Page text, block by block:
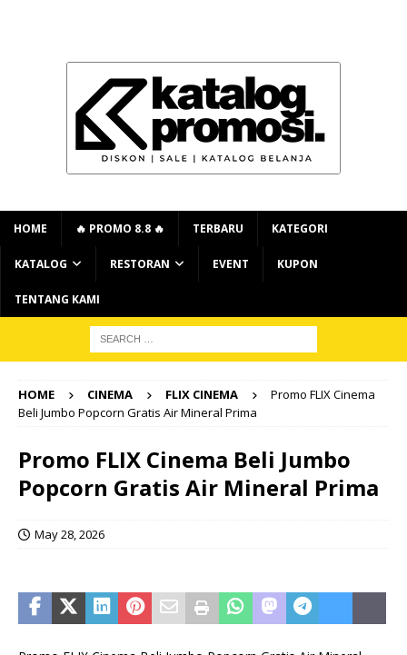
HOME 🔥 PROMO 8.8 🔥 TERBARU KATEGORI
KATALOG RESTORAN EVENT KUPON
TENTANG KAMI
HOME CINEMA FLIX CINEMA
Promo FLIX Cinema
Beli Jumbo Popcorn Gratis Air Mineral Prima
Promo FLIX Cinema Beli Jumbo
Popcorn Gratis Air Mineral Prima
May 28, 2026